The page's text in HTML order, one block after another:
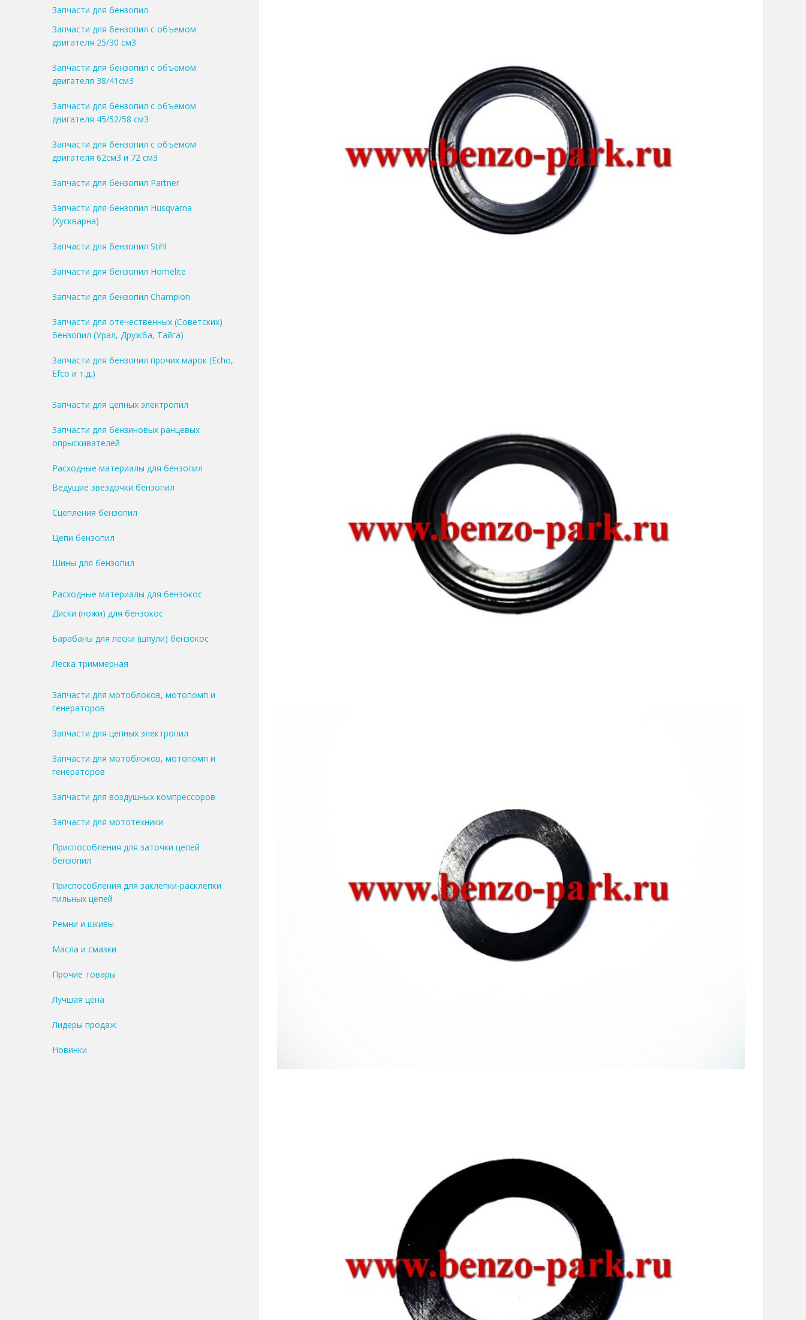
Запчасти для бензопил
Запчасти для бензопил с объемом
двигателя 25/30 см3
Запчасти для бензопил с объемом
двигателя 38/41см3
Запчасти для бензопил с объемом
двигателя 45/52/58 см3
Запчасти для бензопил с объемом
двигателя 62см3 и 72 см3
Запчасти для бензопил Partner
Запчасти для бензопил Husqvarna
(Хускварна)
Запчасти для бензопил Stihl
Запчасти для бензопил Homelite
Запчасти для бензопил Champion
Запчасти для отечественных (Советских)
бензопил (Урал, Дружба, Тайга)
Запчасти для бензопил прочих марок (Echo,
Efco и т.д.)
Запчасти для цепных электропил
Запчасти для бензиновых ранцевых
опрыскивателей
Расходные материалы для бензопил
Ведущие звездочки бензопил
Сцепления бензопил
Цепи бензопил
Шины для бензопил
Расходные материалы для бензокос
Диски (ножи) для бензокос
Барабаны для лески (шпули) бензокос
Леска триммерная
Запчасти для мотоблоков, мотопомп и
генераторов
Запчасти для цепных электропил
Запчасти для мотоблоков, мотопомп и
генераторов
Запчасти для воздушных компрессоров
Запчасти для мототехники
Приспособления для заточки цепей
бензопил
Приспособления для заклепки-расклепки
пильных цепей
Ремни и шкивы
Масла и смазки
Прочие товары
Лучшая цена
Лидеры продаж
Новинки